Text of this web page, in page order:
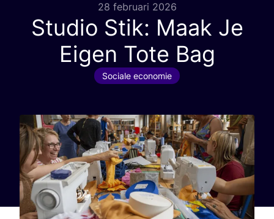
28 februari 2026
Studio Stik: Maak Je
Eigen Tote Bag
Sociale economie